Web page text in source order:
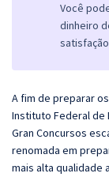
Você
dinheiro
A fim de preparar
Instituto Federal de
Gran Concursos
renomada em
mais alta qualidade